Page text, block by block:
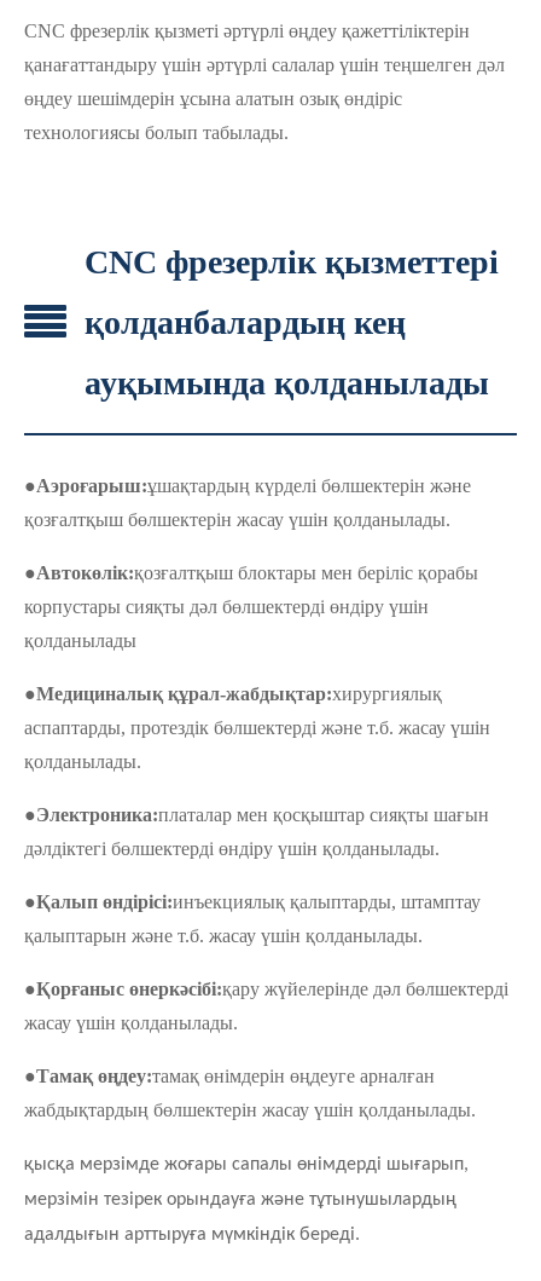
CNC фрезерлік қызметі әртүрлі өңдеу қажеттіліктерін
қанағаттандыру үшін әртүрлі салалар үшін теңшелген дәл
өңдеу шешімдерін ұсына алатын озық өндіріс
технологиясы болып табылады.
CNC фрезерлік қызметтері
қолданбалардың кең
ауқымында қолданылады
●Аэроғарыш:ұшақтардың күрделі бөлшектерін және
қозғалтқыш бөлшектерін жасау үшін қолданылады.
●Автокөлік:қозғалтқыш блоктары мен беріліс қорабы
корпустары сияқты дәл бөлшектерді өндіру үшін
қолданылады
●Медициналық құрал-жабдықтар:хирургиялық
аспаптарды, протездік бөлшектерді және т.б. жасау үшін
қолданылады.
●Электроника:платалар мен қосқыштар сияқты шағын
дәлдіктегі бөлшектерді өндіру үшін қолданылады.
●Қалып өндірісі:инъекциялық қалыптарды, штамптау
қалыптарын және т.б. жасау үшін қолданылады.
●Қорғаныс өнеркәсібі:қару жүйелерінде дәл бөлшектерді
жасау үшін қолданылады.
●Тамақ өңдеу:тамақ өнімдерін өңдеуге арналған
жабдықтардың бөлшектерін жасау үшін қолданылады.
қысқа мерзімде жоғары сапалы өнімдерді шығарып,
мерзімін тезірек орындауға және тұтынушылардың
адалдығын арттыруға мүмкіндік береді.